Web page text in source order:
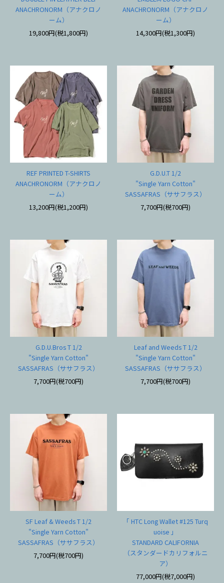
ANACHRONORM（アナクロノ
ーム）
19,800円(税1,800円)
ANACHRONORM（アナクロノ
ーム）
14,300円(税1,300円)
REF PRINTED T-SHIRTS
ANACHRONORM（アナクロノ
ーム）
13,200円(税1,200円)
G.D.U.T 1/2
"Single Yarn Cotton"
SASSAFRAS（ササフラス）
7,700円(税700円)
G.D.U.Bros T 1/2
"Single Yarn Cotton"
SASSAFRAS（ササフラス）
7,700円(税700円)
Leaf and Weeds T 1/2
"Single Yarn Cotton"
SASSAFRAS（ササフラス）
7,700円(税700円)
SF Leaf & Weeds T 1/2
"Single Yarn Cotton"
SASSAFRAS（ササフラス）
7,700円(税700円)
「 HTC Long Wallet #125 Turq
uoise 」
STANDARD CALIFORNIA
（スタンダードカリフォルニ
ア）
77,000円(税7,000円)